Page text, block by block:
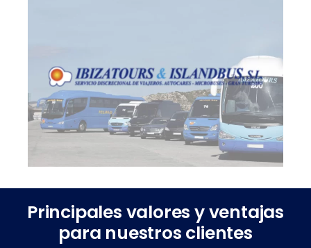
Principales valores y ventajas
para nuestros clientes